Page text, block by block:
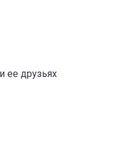
ее друзьях